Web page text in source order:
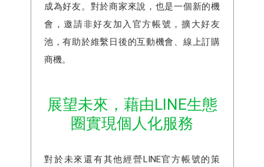
成為好友。對於商家來說，也是一個新的機
會，邀請非好友加入官方帳號，擴大好友
池，有助於維繫日後的互動機會、線上訂購
商機。
展望未來，藉由LINE生態
圈實現個人化服務
對於未來還有其他經營LINE官方帳號的策